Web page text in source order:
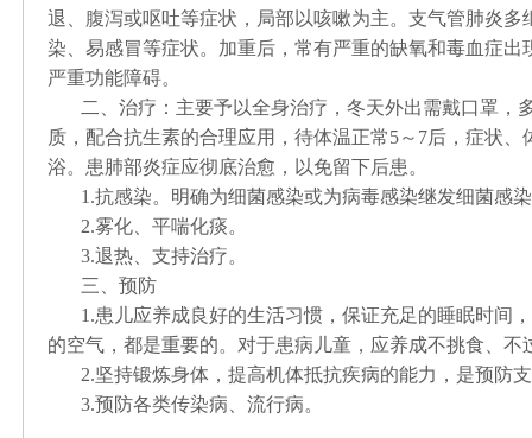
退、腹泻或呕吐等症状，局部以咳嗽为主。支气管肺炎
染、易感冒等症状。加重后，常有严重的缺氧和毒血症
严重功能障碍。
二、治疗：主要予以全身治疗，冬天外出需戴口罩，
质，配合抗生素的合理应用，待体温正常5～ 7后，症状、
浴。患肺部炎症应彻底治愈，以免留下后患。
1.抗感染。明确为细菌感染或为病毒感染继发细菌感
2.雾化、平喘化痰。
3.退热、支持治疗。
三、预防
1.患儿应养成良好的生活习惯，保证充足的睡眠时间
的空气，都是重要的。对于患病儿童，应养成不挑食、不
2.坚持锻炼身体，提高机体抵抗疾病的能力，是预防
3.预防各类传染病、流行病。